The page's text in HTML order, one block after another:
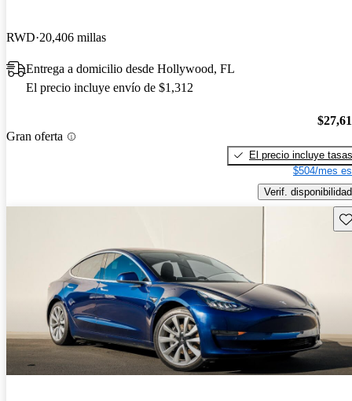
RWD 20,406 millas
Entrega a domicilio desde Hollywood, FL
El precio incluye envío de $1,312
Gran oferta
El precio incluye tasas
$504/mes
Verif. disponibilidad